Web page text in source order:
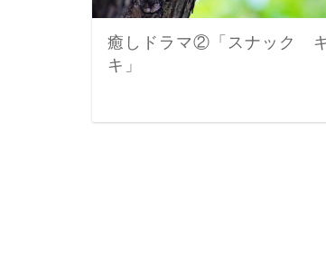
癒しドラマ②「スナック
キ」